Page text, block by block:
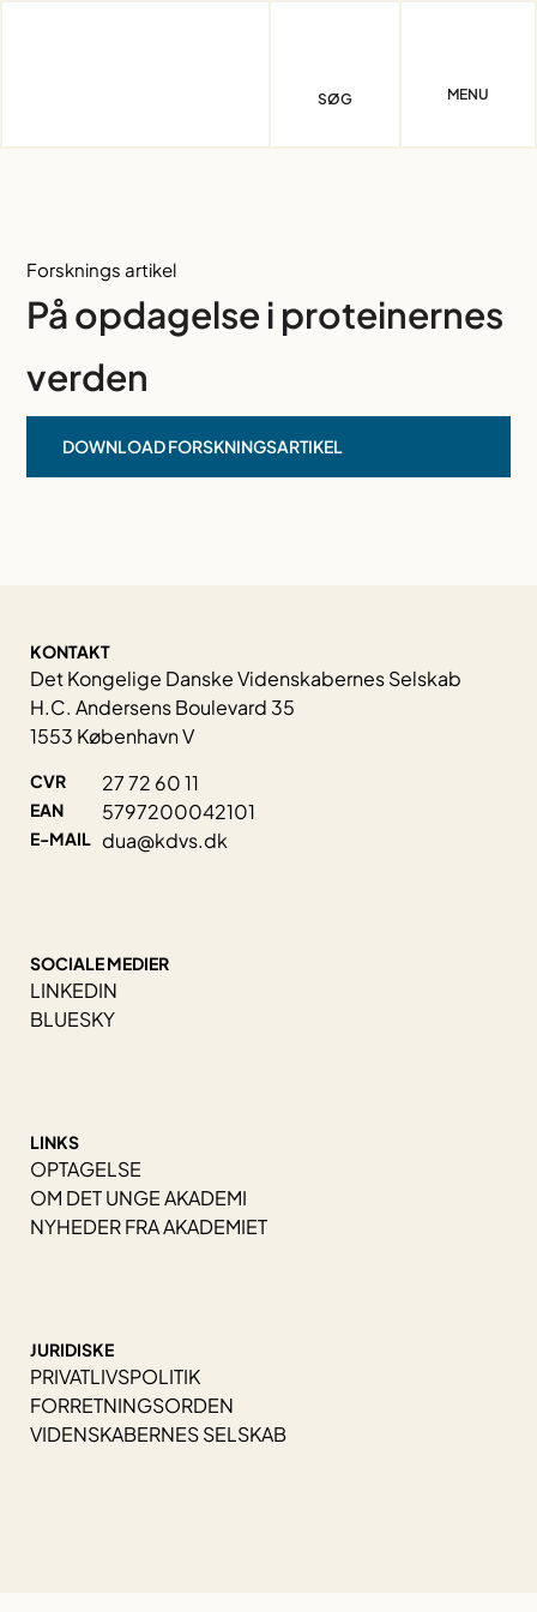
SØG MENU
Forsknings artikel
På opdagelse i proteinernes
verden
DOWNLOAD FORSKNINGSARTIKEL
KONTAKT
Det Kongelige Danske Videnskabernes Selskab
H.C. Andersens Boulevard 35
1553 København V
CVR 27 72 60 11
EAN 5797200042101
E-MAIL dua@kdvs.dk
SOCIALE MEDIER
LINKEDIN
BLUESKY
LINKS
OPTAGELSE
OM DET UNGE AKADEMI
NYHEDER FRA AKADEMIET
JURIDISKE
PRIVATLIVSPOLITIK
FORRETNINGSORDEN
VIDENSKABERNES SELSKAB